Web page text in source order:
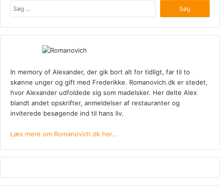
efter:
In memory of Alexander, der gik bort alt for tidligt, far til to
skønne unger og gift med Frederikke. Romanovich.dk er stedet,
hvor Alexander udfoldede sig som madelsker. Her delte Alex
blandt andet opskrifter, anmeldelser af restauranter og
inviterede besøgende ind til hans liv.
Læs mere om Romanovich.dk her…